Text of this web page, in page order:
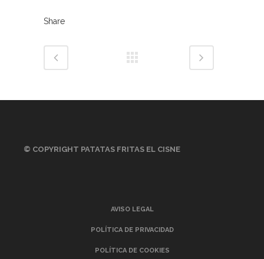
Share
© COPYRIGHT PATATAS FRITAS EL CISNE
AVISO LEGAL
POLÍTICA DE PRIVACIDAD
POLÍTICA DE COOKIES